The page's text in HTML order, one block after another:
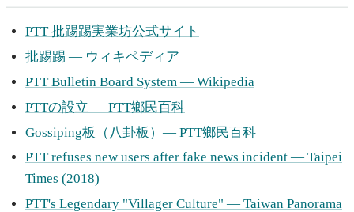
PTT 批踢踢実業坊公式サイト
批踢踢 — ウィキペディア
PTT Bulletin Board System — Wikipedia
PTTの設立 — PTT鄉民百科
Gossiping板（八卦板）— PTT鄉民百科
PTT refuses new users after fake news incident — Taipei
Times (2018)
PTT's Legendary "Villager Culture" — Taiwan Panorama